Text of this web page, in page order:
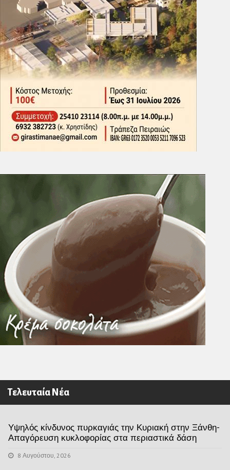
Τελευταία Νέα
Υψηλός κίνδυνος πυρκαγιάς την Κυριακή στην Ξάνθη-
Απαγόρευση κυκλοφορίας στα περιαστικά δάση
8 Αυγούστου, 2026